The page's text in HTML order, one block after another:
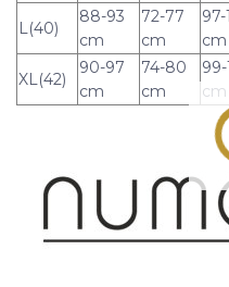
L(40)
88-93
cm
72-77
cm
cm
XL(42)
90-97
cm
74-80
cm
cm